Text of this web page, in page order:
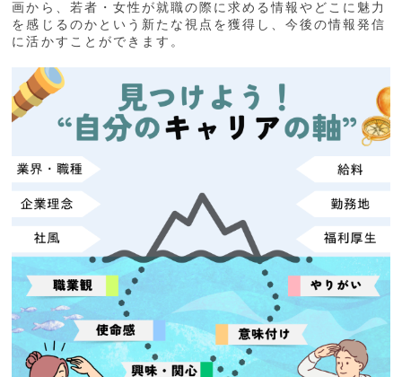
画から、若者・女性が就職の際に求める情報やどこに魅力
を感じるのかという新たな視点を獲得し、今後の情報発信
に活かすことができます。